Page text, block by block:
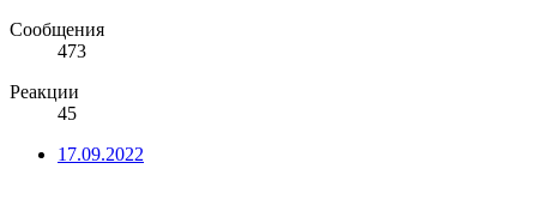
Сообщения
473
Реакции
45
17.09.2022